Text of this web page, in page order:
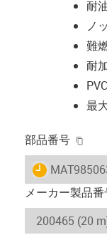
耐
ノ
難
耐
最
部品番号
igus-icon-
メーカー製品